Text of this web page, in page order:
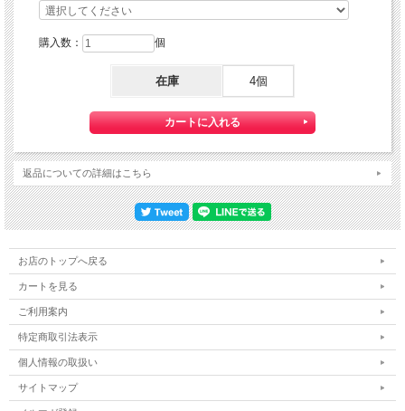
購入数： 個
在庫 4個
返品についての詳細はこちら
お店のトップへ戻る
カートを見る
ご利用案内
特定商取引法表示
個人情報の取扱い
サイトマップ